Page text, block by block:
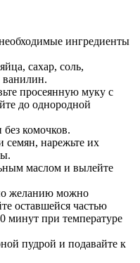
ингредиенты
сахар, соль,
ванилин.
просеянную муку с
до однородной
комочков.
семян, нарежьте их
маслом и вылейте
желанию можно
оставшейся частью
минут при температуре
пудрой и подавайте к